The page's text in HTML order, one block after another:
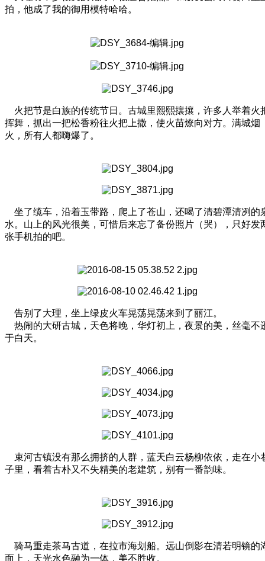
拍，他成了我的御用模特哈哈。
火把节是白族的传统节日。古城里熙熙攘攘，许多人举着火
挥舞，抓出一把松香粉往火把上撒，使火苗燎向对方。满城烟
火，所有人都嗨爆了。
坐了缆车，沿着玉带路，爬上了苍山，还喝了清碧潭清冽的
水。山上的风光很美，可惜后来忘了备份照片（哭），只好发
张手机拍的吧。
告别了大理，坐上绿皮火车晃荡晃荡来到了丽江。
热闹的大研古城，天色将晚，华灯初上，夜景的美，丝毫不
于白天。
束河古镇没有那么拥挤的人群，蓝天白云杨柳依依，走在小
子里，看着古朴又不失精美的老建筑，别有一番韵味。
骑马重走茶马古道，在拉市海划船。远山倒影在清若明镜的
面上，天光水色融为一体，美不胜收。